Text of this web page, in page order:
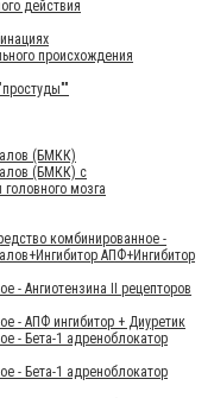
действия
происхождения
(БМКК)
(БМКК) с
мозга
комбинированное -
АПФ+Ингибитор
- Ангиотензина II рецепторов
- АПФ ингибитор + Диуретик
- Бета-1 адреноблокатор
- Бета-1 адреноблокатор